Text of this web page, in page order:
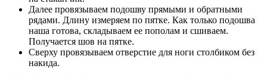
Далее провязываем подошву прямыми и обратными
рядами. Длину измеряем по пятке. Как только подошва
наша готова, складываем ее пополам и сшиваем.
Получается шов на пятке.
Сверху провязываем отверстие для ноги столбиком без
накида.